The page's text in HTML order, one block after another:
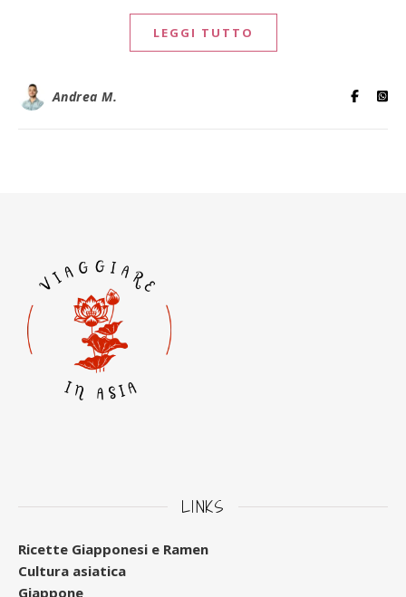
LEGGI TUTTO
Andrea M.
LINKS
Ricette Giapponesi e Ramen
Cultura asiatica
Giappone